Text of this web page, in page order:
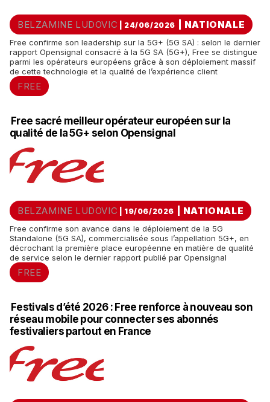
BELZAMINE LUDOVIC | 24/06/2026 NATIONALE
Free confirme son leadership sur la 5G+ (5G SA) : selon le dernier
rapport Opensignal consacré à la 5G SA (5G+), Free se distingue
parmi les opérateurs européens grâce à son déploiement massif
de cette technologie et la qualité de l’expérience client
FREE
Free sacré meilleur opérateur européen sur la
qualité de la 5G+ selon Opensignal
BELZAMINE LUDOVIC | 19/06/2026 NATIONALE
Free confirme son avance dans le déploiement de la 5G
Standalone (5G SA), commercialisée sous l’appellation 5G+, en
décrochant la première place européenne en matière de qualité
de service selon le dernier rapport publié par Opensignal
FREE
Festivals d’été 2026 : Free renforce à nouveau son
réseau mobile pour connecter ses abonnés
festivaliers partout en France